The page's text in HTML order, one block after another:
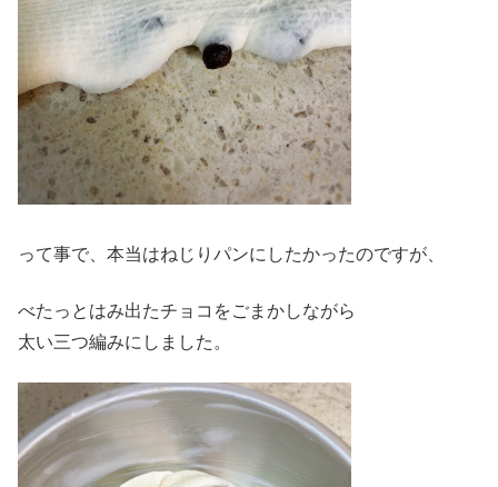
って事で、本当はねじりパンにしたかったのですが、
べたっとはみ出たチョコをごまかしながら
太い三つ編みにしました。